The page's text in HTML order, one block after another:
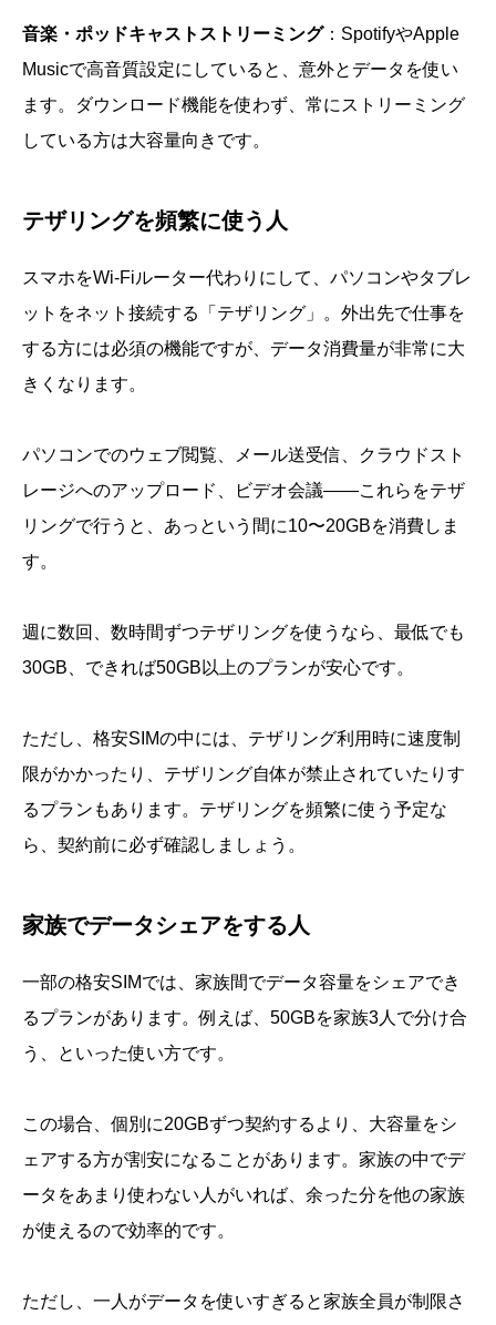
音楽・ポッドキャストストリーミング：SpotifyやApple
Musicで高音質設定にしていると、意外とデータを使い
ます。ダウンロード機能を使わず、常にストリーミング
している方は大容量向きです。
テザリングを頻繁に使う人
スマホをWi-Fiルーター代わりにして、パソコンやタブレ
ットをネット接続する「テザリング」。外出先で仕事を
する方には必須の機能ですが、データ消費量が非常に大
きくなります。
パソコンでのウェブ閲覧、メール送受信、クラウドスト
レージへのアップロード、ビデオ会議――これらをテザ
リングで行うと、あっという間に10〜20GBを消費しま
す。
週に数回、数時間ずつテザリングを使うなら、最低でも
30GB、できれば50GB以上のプランが安心です。
ただし、格安SIMの中には、テザリング利用時に速度制
限がかかったり、テザリング自体が禁止されていたりす
るプランもあります。テザリングを頻繁に使う予定な
ら、契約前に必ず確認しましょう。
家族でデータシェアをする人
一部の格安SIMでは、家族間でデータ容量をシェアでき
るプランがあります。例えば、50GBを家族3人で分け合
う、といった使い方です。
この場合、個別に20GBずつ契約するより、大容量をシ
ェアする方が割安になることがあります。家族の中でデ
ータをあまり使わない人がいれば、余った分を他の家族
が使えるので効率的です。
ただし、一人がデータを使いすぎると家族全員が制限さ